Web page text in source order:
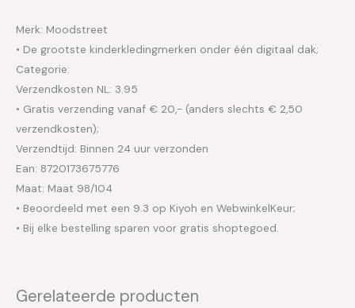
Merk: Moodstreet
• De grootste kinderkledingmerken onder één digitaal dak;
Categorie:
Verzendkosten NL: 3.95
• Gratis verzending vanaf € 20,- (anders slechts € 2,50
verzendkosten);
Verzendtijd: Binnen 24 uur verzonden
Ean: 8720173675776
Maat: Maat 98/104
• Beoordeeld met een 9.3 op Kiyoh en WebwinkelKeur;
• Bij elke bestelling sparen voor gratis shoptegoed.
Gerelateerde producten